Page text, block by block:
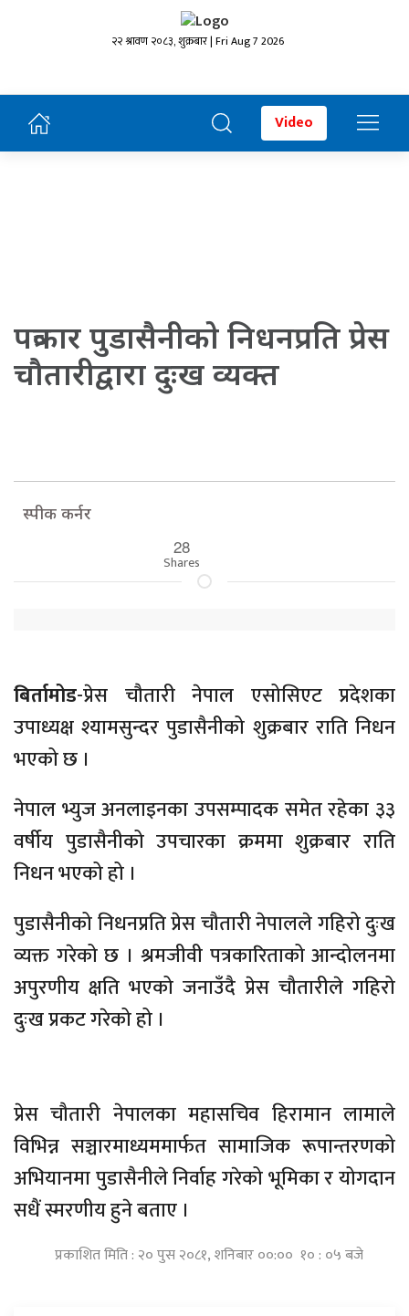
२२ श्रावण २०८३, शुक्रबार | Fri Aug 7 2026
Video
पत्रकार पुडासैनीकाे निधनप्रति प्रेस
चौतारीद्वारा दुःख व्यक्त
स्पीक कर्नर
28
Shares
बिर्तामोड-प्रेस चौतारी नेपाल एसोसिएट प्रदेशका
उपाध्यक्ष श्यामसुन्दर पुडासैनीको शुक्रबार राति निधन
भएको छ ।
नेपाल भ्युज अनलाइनका उपसम्पादक समेत रहेका ३३
वर्षीय पुडासैनीको उपचारका क्रममा शुक्रबार राति
निधन भएको हो ।
पुडासैनीको निधनप्रति प्रेस चौतारी नेपालले गहिरो दुःख
व्यक्त गरेको छ । श्रमजीवी पत्रकारिताको आन्दोलनमा
अपुरणीय क्षति भएको जनाउँदै प्रेस चौतारीले गहिरो
दुःख प्रकट गरेको हो ।
प्रेस चौतारी नेपालका महासचिव हिरामान लामाले
विभिन्न सञ्चारमाध्यममार्फत सामाजिक रूपान्तरणको
अभियानमा पुडासैनीले निर्वाह गरेको भूमिका र योगदान
सधैं स्मरणीय हुने बताए ।
प्रकाशित मिति : २० पुस २०८१, शनिबार ००:०० १० : ०५ बजे